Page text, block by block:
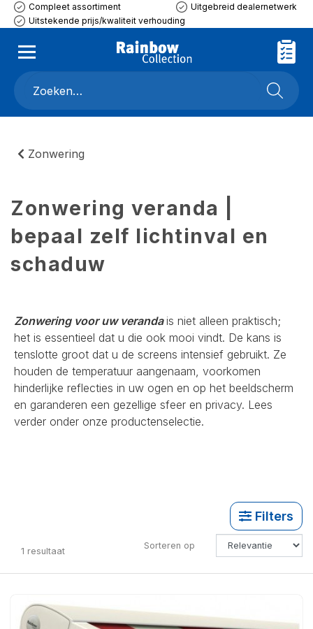
Compleet assortiment
Uitgebreid dealernetwerk
Uitstekende prijs/kwaliteit verhouding
Zonwering
Zonwering veranda |
bepaal zelf lichtinval en
schaduw
Zonwering voor uw verandais niet alleen praktisch;
het is essentieel dat u die ook mooi vindt. De kans is
tenslotte groot dat u de screens intensief gebruikt. Ze
houden de temperatuur aangenaam, voorkomen
hinderlijke reflecties in uw ogen en op het beeldscherm
en garanderen een gezellige sfeer en privacy. Lees
verder onder onze productenselectie.
Filters
1 resultaat Sorteren op